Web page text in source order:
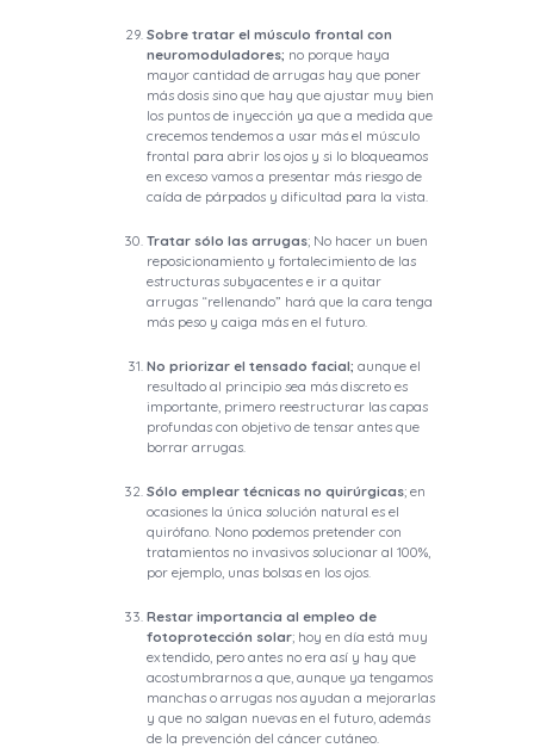
Sobre tratar el músculo frontal con
neuromoduladores; no porque haya
mayor cantidad de arrugas hay que poner
más dosis sino que hay que ajustar muy bien
los puntos de inyección ya que a medida que
crecemos tendemos a usar más el músculo
frontal para abrir los ojos y si lo bloqueamos
en exceso vamos a presentar más riesgo de
caída de párpados y dificultad para la vista.
Tratar sólo las arrugas; No hacer un buen
reposicionamiento y fortalecimiento de las
estructuras subyacentes e ir a quitar
arrugas “rellenando” hará que la cara tenga
más peso y caiga más en el futuro.
No priorizar el tensado facial; aunque el
resultado al principio sea más discreto es
importante, primero reestructurar las capas
profundas con objetivo de tensar antes que
borrar arrugas.
Sólo emplear técnicas no quirúrgicas; en
ocasiones la única solución natural es el
quirófano. Nono podemos pretender con
tratamientos no invasivos solucionar al 100%,
por ejemplo, unas bolsas en los ojos.
Restar importancia al empleo de
fotoprotección solar; hoy en día está muy
extendido, pero antes no era así y hay que
acostumbrarnos a que, aunque ya tengamos
manchas o arrugas nos ayudan a mejorarlas
y que no salgan nuevas en el futuro, además
de la prevención del cáncer cutáneo.